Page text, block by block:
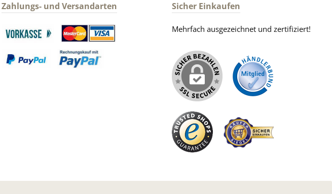
Zahlungs- und Versandarten
Benutzerdefiniertes Bild 1Benutzerdefiniertes Bild 2
Sicher Einkaufen
Mehrfach ausgezeichnet und zertifiziert!